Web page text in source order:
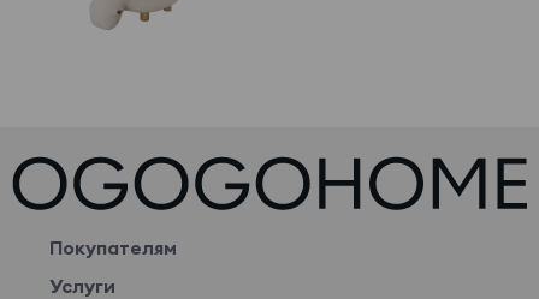
Покупателям
Услуги